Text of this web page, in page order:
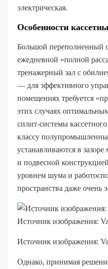
электрическая.
Особенности
Большой переполненный
ежедневной «полной
тренажерный зал с
— для эффективного
помещениях требуется
этих случаях
сплит-системы
классу
устанавливаются в
и подвесной
уровнем шума и
пространства даже очень
Источник изображения:
Источник изображения:
Однако, принимая